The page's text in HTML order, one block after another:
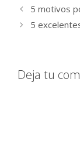
5 motivos
5
Deja tu